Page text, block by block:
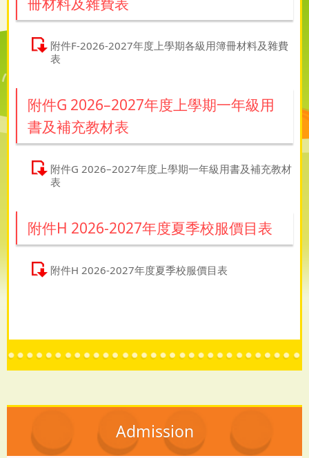
附件F-2026-2027年度上學期各級用簿冊材料及雜費
表
附件G 2026–2027年度上學期一年級用
書及補充教材表
附件G 2026–2027年度上學期一年級用書及補充教材
表
附件H 2026-2027年度夏季校服價目表
附件H 2026-2027年度夏季校服價目表
Admission